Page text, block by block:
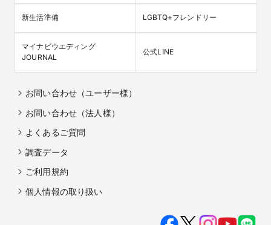
新生活準備 LGBTQ+フレンドリー
マイナビウエディング
JOURNAL
公式LINE
お問い合わせ（ユーザー様）
お問い合わせ（法人様）
よくあるご質問
調査データ
ご利用規約
個人情報の取り扱い